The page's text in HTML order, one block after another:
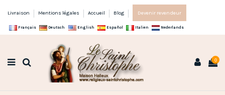
Livraison Mentions légales Accueil Blog Devenir revendeur
Français Deutsch English Español Italien Nederlands
0